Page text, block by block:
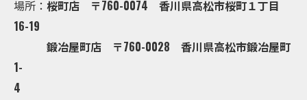
場所： 桜町店 〒760-0074 香川県高松市桜町１丁目
16-19
鍛冶屋町店 〒760-0028 香川県高松市鍛冶屋町
1-
4